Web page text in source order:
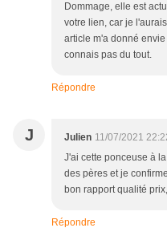
Dommage, elle est
votre lien, car je
article m'a donné
connais pas du tout.
Répondre
J Julien 11/07/2021
J'ai cette ponceuse à
des pères et je
bon rapport qualité
Répondre